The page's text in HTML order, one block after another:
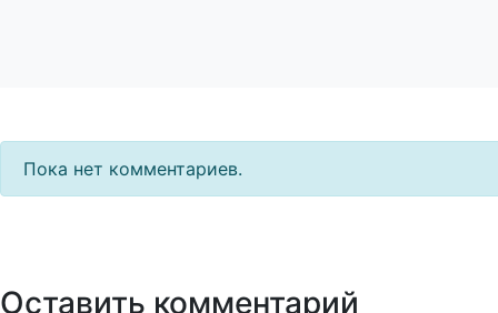
Пока нет комментариев.
Оставить комментарий